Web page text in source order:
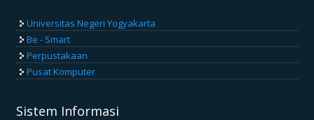
Universitas Negeri Yogyakarta
Be - Smart
Perpustakaan
Pusat Komputer
Sistem Informasi